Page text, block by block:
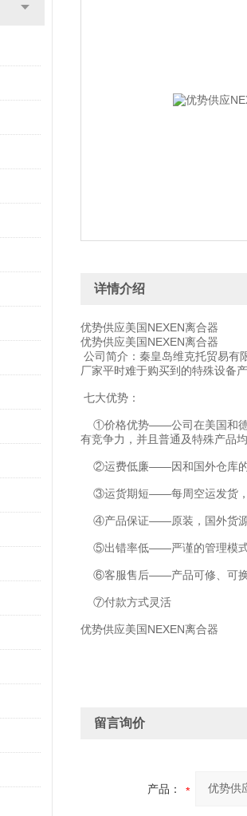
详情介绍
优势供应美国NEXEN离合器
优势供应美国NEXEN离合器
公司简介：秦皇岛维克托贸易有
厂家平时难于购买到的特殊设备产
七大优势：
①价格优势——公司在美国和德
有竞争力，并且普通及特殊产品均
②运费低廉——因和国外仓库的
③运货期短——每周空运发货，
④产品保证——原装，国外货源
⑤出错率低——严谨的管理模式
⑥客服售后——产品可修、可换
⑦付款方式灵活
优势供应美国NEXEN离合器
留言询价
产品：